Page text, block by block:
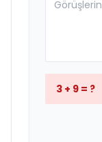
3 + 9 = ?